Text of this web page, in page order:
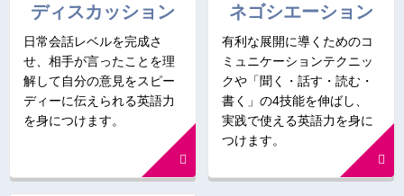
ディスカッション
日常会話レベルを完成さ
せ、相手が言ったことを理
解して自分の意見をスピー
ディーに伝えられる英語力
を身につけます。
ネゴシエーション
有利な展開に導くためのコ
ミュニケーションテクニッ
クや「聞く・話す・読む・
書く」の4技能を伸ばし、
実践で使える英語力を身に
つけます。